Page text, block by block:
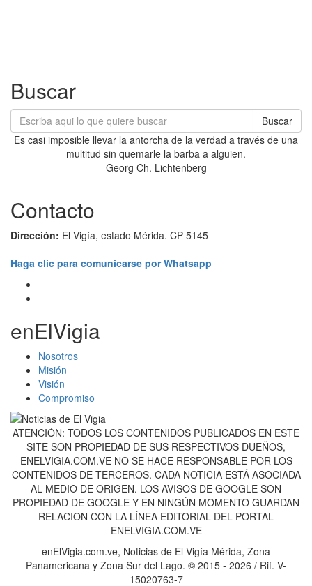
Buscar
Buscar
Es casi imposible llevar la antorcha de la verdad a través de una
multitud sin quemarle la barba a alguien.
Georg Ch. Lichtenberg
Contacto
Dirección: El Vigía, estado Mérida. CP 5145
Haga clic para comunicarse por Whatsapp
enElVigia
Nosotros
Misión
Visión
Compromiso
ATENCIÓN: TODOS LOS CONTENIDOS PUBLICADOS EN ESTE
SITE SON PROPIEDAD DE SUS RESPECTIVOS DUEÑOS,
ENELVIGIA.COM.VE NO SE HACE RESPONSABLE POR LOS
CONTENIDOS DE TERCEROS. CADA NOTICIA ESTÁ ASOCIADA
AL MEDIO DE ORIGEN. LOS AVISOS DE GOOGLE SON
PROPIEDAD DE GOOGLE Y EN NINGÚN MOMENTO GUARDAN
RELACION CON LA LÍNEA EDITORIAL DEL PORTAL
ENELVIGIA.COM.VE
enElVigia.com.ve, Noticias de El Vigía Mérida, Zona
Panamericana y Zona Sur del Lago. © 2015 - 2026 / Rif. V-
15020763-7